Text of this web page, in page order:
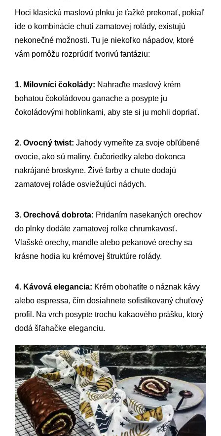
Hoci klasickú maslovú plnku je ťažké prekonať, pokiaľ
ide o kombinácie chutí zamatovej rolády, existujú
nekonečné možnosti. Tu je niekoľko nápadov, ktoré
vám pomôžu rozprúdiť tvorivú fantáziu:
1. Milovníci čokolády: Nahraďte maslový krém
bohatou čokoládovou ganache a posypte ju
čokoládovými hoblinkami, aby ste si ju mohli dopriať.
2. Ovocný twist: Jahody vymeňte za svoje obľúbené
ovocie, ako sú maliny, čučoriedky alebo dokonca
nakrájané broskyne. Živé farby a chute dodajú
zamatovej roláde osviežujúci nádych.
3. Orechová dobrota: Pridaním nasekaných orechov
do plnky dodáte zamatovej rolke chrumkavosť.
Vlašské orechy, mandle alebo pekanové orechy sa
krásne hodia ku krémovej štruktúre rolády.
4. Kávová elegancia: Krém obohatíte o náznak kávy
alebo espressa, čím dosiahnete sofistikovaný chuťový
profil. Na vrch posypte trochu kakaového prášku, ktorý
dodá šľahačke eleganciu.